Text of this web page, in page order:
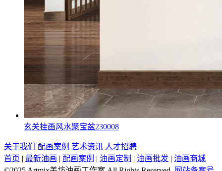
玄关挂画风水聚宝盆230008
关于我们 配画案例 艺术资讯 人才招聘
首页
最新油画 配画案例 油画定制 油画批发
油画商城